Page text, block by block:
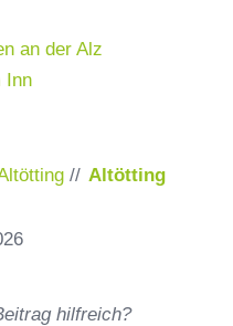
an der Alz
Inn
// Altötting
hilfreich?